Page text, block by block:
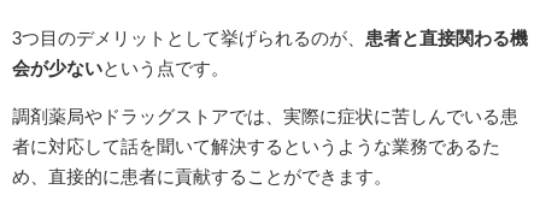
3つ目のデメリットとして挙げられるのが、 患者と直接関わる機
会が少ないという点です。
調剤薬局やドラッグストアでは、実際に症状に苦しんでいる患
者に対応して話を聞いて解決するというような業務であるた
め、直接的に患者に貢献することができます。